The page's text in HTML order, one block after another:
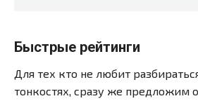
Быстрые рейтинги
Для тех кто не любит
тонкостях, сразу же предложим